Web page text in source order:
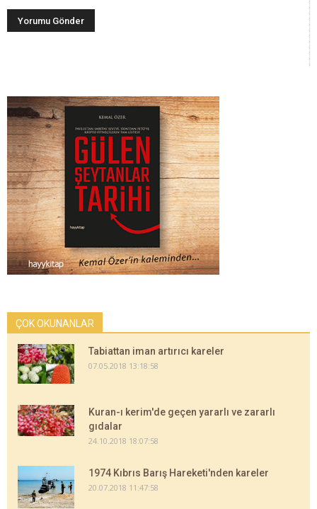
ÇOK OKUNANLAR
Tabiattan iman artırıcı kareler
07.05.2018 13:18:58
Kuran-ı kerim'de geçen yararlı ve zararlı
gıdalar
24.10.2018 18:07:58
1974 Kıbrıs Barış Hareketi'nden kareler
20.07.2018 11:47:58